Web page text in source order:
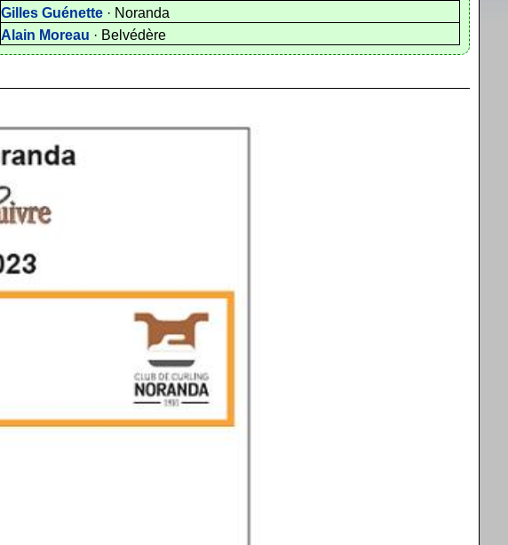
Gilles Guénette · Noranda
Alain Moreau · Belvédère